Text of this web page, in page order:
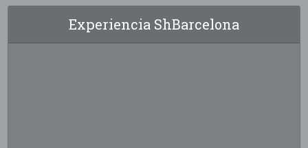
Experiencia ShBarcelona